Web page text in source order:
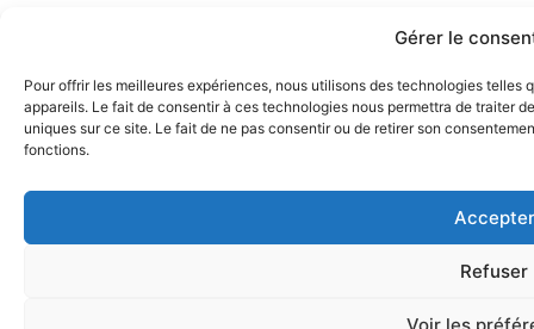
Gérer le
Pour offrir les meilleures expériences, nous utilisons des technologies
appareils. Le fait de consentir à ces technologies nous permettra de traiter
uniques sur ce site. Le fait de ne pas consentir ou de retirer son
fonctions.
Accepter
Refuser
Voir les